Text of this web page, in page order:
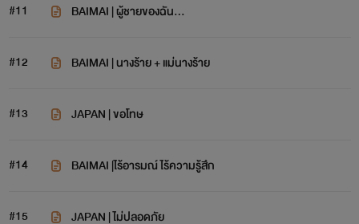
#11 BAIMAI | ผู้ชายของฉัน...
#12 BAIMAI | นางร้าย + แม่นางร้าย
#13 JAPAN | ขอโทษ
#14 BAIMAI |ไร้อารมณ์ ไร้ความรู้สึก
#15 JAPAN | ไม่ปลอดภัย